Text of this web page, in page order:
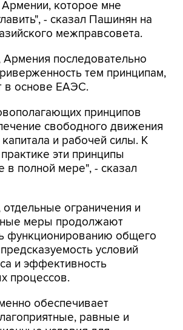
межправсовета.
последовательно
в основе ЕАЭС.
принципов
и рабочей силы. К
эти принципы
в полной мере", - сказал
ограничения и
функционированию общего
условий
и эффективность
процессов.
обеспечивает
условия для
всех государств